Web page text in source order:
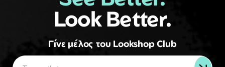
Look Better.
Γίνε μέλος του Lookshop Club